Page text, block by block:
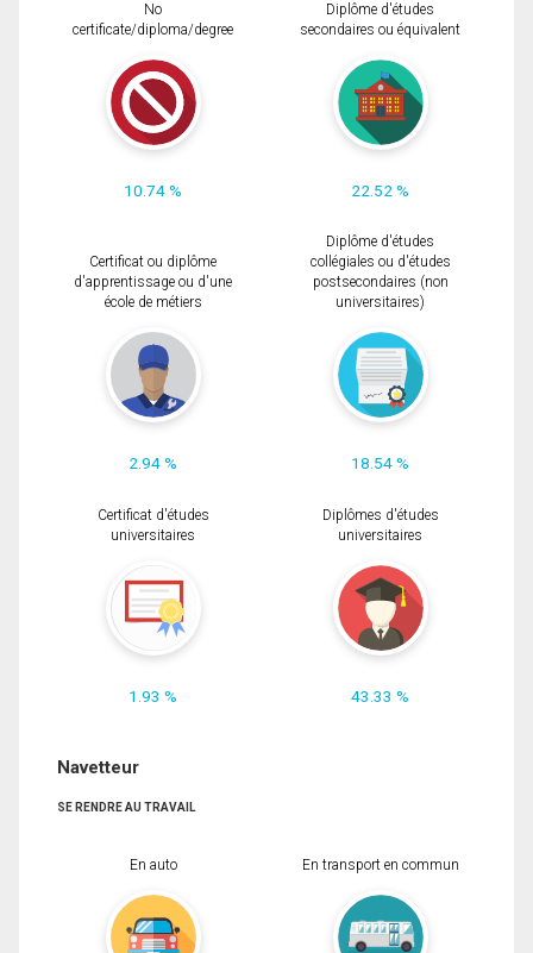
No
certificate/diploma/degree
10.74 %
Diplôme d'études
secondaires ou équivalent
22.52 %
Certificat ou diplôme
d'apprentissage ou d'une
école de métiers
2.94 %
Diplôme d'études
collégiales ou d'études
postsecondaires (non
universitaires)
18.54 %
Certificat d'études
universitaires
1.93 %
Diplômes d'études
universitaires
43.33 %
Navetteur
SE RENDRE AU TRAVAIL
En auto En transport en commun